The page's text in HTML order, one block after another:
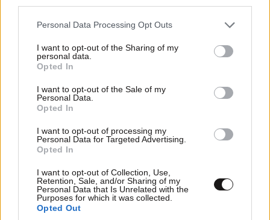
Please note that this website/app uses one or more Google
not limited to your visit or usage behaviour. You may click to
grant or deny consent to Google and its third-party tags to
use your data for below specified purposes in below Google
consent section.
Personal Data Processing Opt Outs
I want to opt-out of the Sharing of my
personal data.
Opted In
I want to opt-out of the Sale of my
Personal Data.
Opted In
I want to opt-out of processing my
Personal Data for Targeted Advertising.
Opted In
I want to opt-out of Collection, Use,
Retention, Sale, and/or Sharing of my
Personal Data that Is Unrelated with the
Purposes for which it was collected.
Opted Out